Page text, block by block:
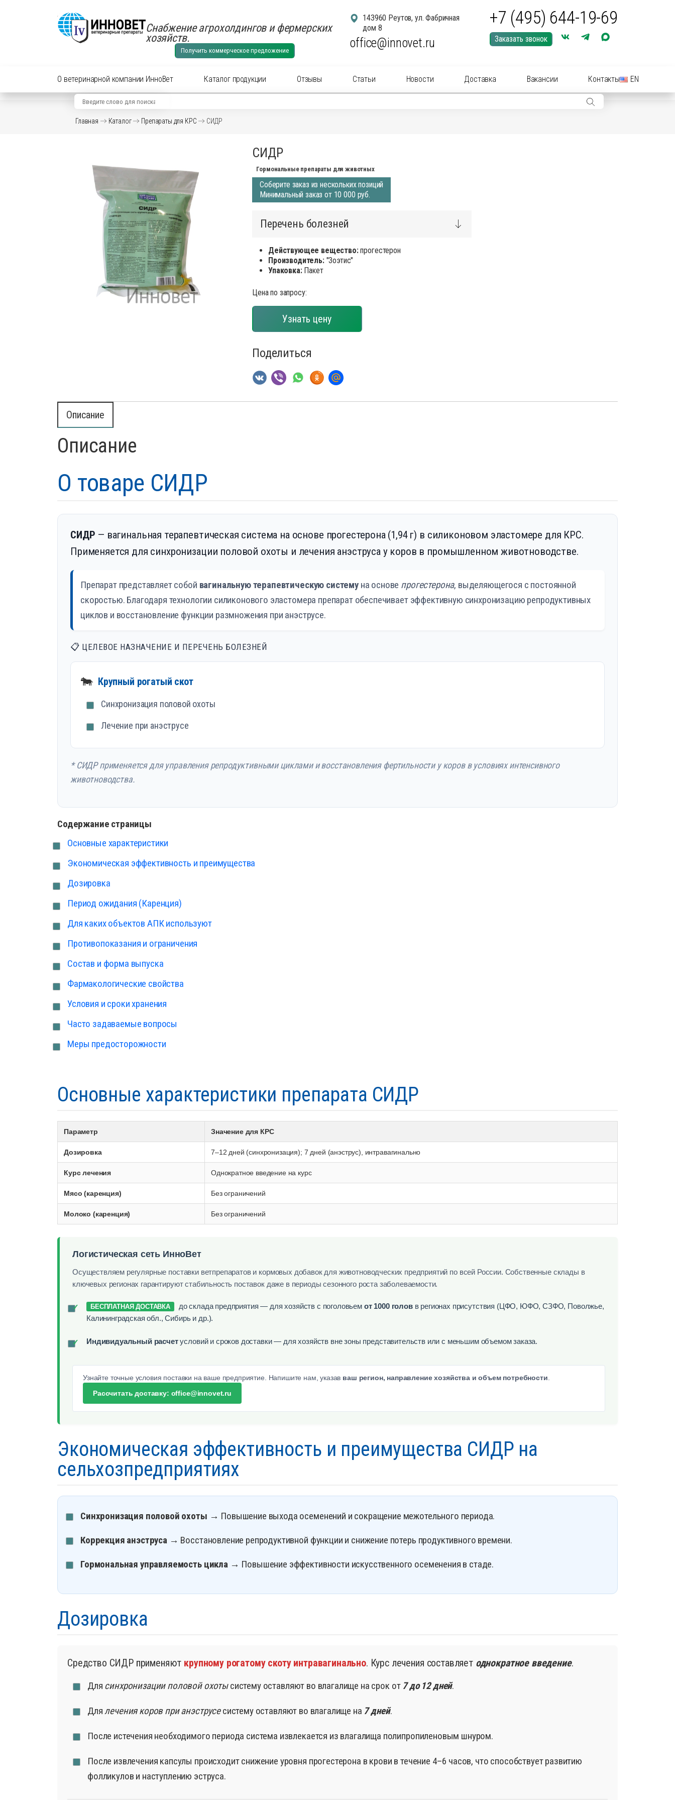
Снабжение агрохолдингов и фермерских
хозяйств.
143960 Реутов, ул. Фабричная
дом 8
office@innovet.ru
+7 (495) 644-19-69
Заказать звонок
Получить коммерческое предложение
О ветеринарной компании ИнноВет Каталог продукции Отзывы Статьи Новости Доставка Вакансии Контакты EN
Вид животного
Препараты для КРС
Препараты для лошадей
Препараты для МРС
Препараты для птиц
Препараты для свиней
Категории
Аксессуары: маркировка животных
Антибактериальные ветпрепараты(антибиотики) для
перорального применения
Вакцины для животных
Витамины инъекционные для животных
препаратыдля животных
Дезинфицирующие средства
Иммуностимуляторы
Инструменты для обрезки копыт
Лечебные инъекционные растворы
Препараты для внутриматочного введения
Препараты для лечения мастита, эндометрита
Противопаразитарные, антигельминтные вет
Средства для копыт
Сыворотки для животных
Товары для искусственного осеменения
Главная Каталог Препараты для КРС СИДР
СИДР
Гормональные препараты для животных
Соберите заказ из нескольких позиций
Минимальный заказ от 10 000 руб.
Перечень болезней
Действующее вещество:прогестерон
Производитель:"Зоэтис"
Упаковка:Пакет
Цена по запросу:
Узнать цену
Поделиться
Описание
Описание
О товаре СИДР
СИДР — вагинальная терапевтическая система на основе прогестерона (1,94 г) в силиконовом эластомере для КРС.
Применяется для синхронизации половой охоты и лечения анэструса у коров в промышленном животноводстве.
Препарат представляет собой вагинальную терапевтическую системуна основе прогестерона, выделяющегося с постоянной
скоростью. Благодаря технологии силиконового эластомера препарат обеспечивает эффективную синхронизацию репродуктивных
циклов и восстановление функции размножения при анэструсе.
📋 ЦЕЛЕВОЕ НАЗНАЧЕНИЕ И ПЕРЕЧЕНЬ БОЛЕЗНЕЙ
🐄 Крупный рогатый скот
Синхронизация половой охоты
Лечение при анэструсе
* СИДР применяется для управления репродуктивными циклами и восстановления фертильности у коров в условиях интенсивного
животноводства.
Содержание страницы
Основные характеристики
Экономическая эффективность и преимущества
Дозировка
Период ожидания (Каренция)
Для каких объектов АПК используют
Противопоказания и ограничения
Состав и форма выпуска
Фармакологические свойства
Условия и сроки хранения
Часто задаваемые вопросы
Меры предосторожности
Основные характеристики препарата СИДР
Параметр Значение для КРС
Дозировка 7–12 дней (синхронизация); 7 дней (анэструс), интравагинально
Курс лечения Однократное введение на курс
Мясо (каренция) Без ограничений
Молоко (каренция) Без ограничений
Логистическая сеть ИнноВет
Осуществляем регулярные поставки ветпрепаратов и кормовых добавок для животноводческих предприятий по всей России. Собственные склады в
ключевых регионах гарантируют стабильность поставок даже в периоды сезонного роста заболеваемости.
✓ БЕСПЛАТНАЯ ДОСТАВКА до склада предприятия — для хозяйств с поголовьем от 1000 головв регионах присутствия (ЦФО, ЮФО, СЗФО, Поволжье,
Калининградская обл., Сибирь и др.).
✓ Индивидуальный расчетусловий и сроков доставки — для хозяйств вне зоны представительств или с меньшим объемом заказа.
Узнайте точные условия поставки на ваше предприятие. Напишите нам, указав ваш регион, направление хозяйства и объем потребности.
Рассчитать доставку: office@innovet.ru
Экономическая эффективность и преимущества СИДР на
сельхозпредприятиях
Синхронизация половой охоты → Повышение выхода осеменений и сокращение межотельного периода.
Коррекция анэструса→ Восстановление репродуктивной функции и снижение потерь продуктивного времени.
Гормональная управляемость цикла→ Повышение эффективности искусственного осеменения в стаде.
Дозировка
Средство СИДР применяют крупному рогатому скоту интравагинально. Курс лечения составляет однократное введение.
Для синхронизации половой охотысистему оставляют во влагалище на срок от 7 до 12 дней.
Длялечения коров при анэструсесистему оставляют во влагалище на 7 дней.
После истечения необходимого периода система извлекается из влагалища полипропиленовым шнуром.
После извлечения капсулы происходит снижение уровня прогестерона в крови в течение 4–6 часов, что способствует развитию
фолликулов и наступлению эструса.